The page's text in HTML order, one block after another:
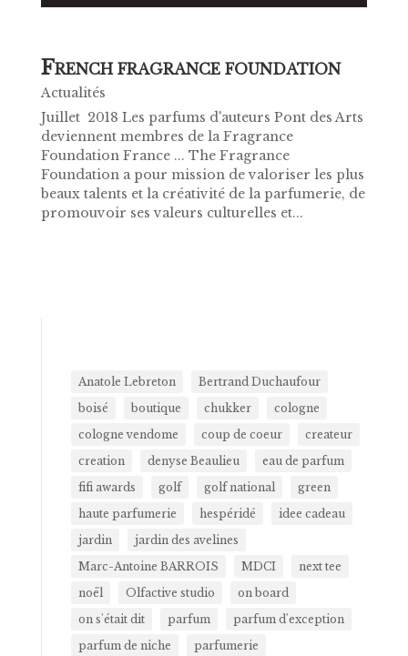
FRENCH FRAGRANCE FOUNDATION
Actualités
Juillet 2018 Les parfums d'auteurs Pont des Arts
deviennent membres de la Fragrance
Foundation France ... The Fragrance
Foundation a pour mission de valoriser les plus
beaux talents et la créativité de la parfumerie, de
promouvoir ses valeurs culturelles et...
Anatole Lebreton
Bertrand Duchaufour
boisé
boutique chukker
cologne
cologne vendome
coup de coeur
createur
creation
denyse Beaulieu
eau de parfum
fifi awards
golf golf national
green
haute parfumerie
hespéridé
idee cadeau
jardin
jardin des avelines
Marc-Antoine BARROIS
MDCI
next tee
noël
Olfactive studio
on board
on s'était dit
parfum
parfum d'exception
parfum de niche
parfumerie